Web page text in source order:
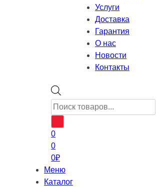
Услуги
Доставка
Гарантия
О нас
Новости
Контакты
Поиск
товаров
0
0
0₽
Меню
Каталог